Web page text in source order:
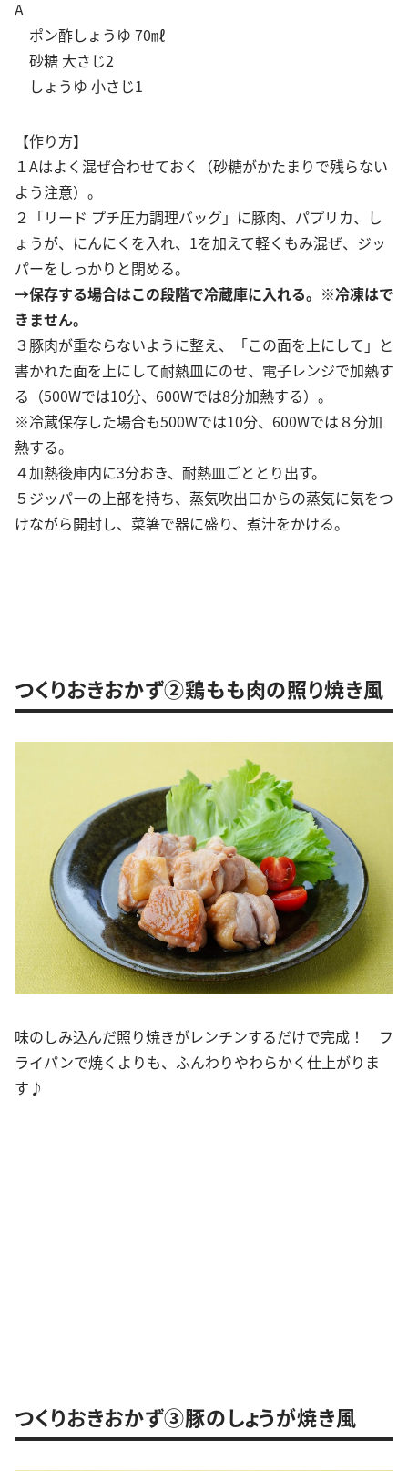
A
ポン酢しょうゆ 70㎖
砂糖 大さじ2
しょうゆ 小さじ1
【作り方】
１Aはよく混ぜ合わせておく（砂糖がかたまりで残らない
よう注意）。
２「リード プチ圧力調理バッグ」に豚肉、パプリカ、し
ょうが、にんにくを入れ、1を加えて軽くもみ混ぜ、ジッ
パーをしっかりと閉める。
→保存する場合はこの段階で冷蔵庫に入れる。※冷凍はで
きません。
３豚肉が重ならないように整え、「この面を上にして」と
書かれた面を上にして耐熱皿にのせ、電子レンジで加熱す
る（500Wでは10分、600Wでは8分加熱する）。
※冷蔵保存した場合も500Wでは10分、600Wでは８分加
熱する。
４加熱後庫内に3分おき、耐熱皿ごととり出す。
５ジッパーの上部を持ち、蒸気吹出口からの蒸気に気をつ
けながら開封し、菜箸で器に盛り、煮汁をかける。
つくりおきおかず②鶏もも肉の照り焼き風
味のしみ込んだ照り焼きがレンチンするだけで完成！ フ
ライパンで焼くよりも、ふんわりやわらかく仕上がりま
す♪
つくりおきおかず③豚のしょうが焼き風